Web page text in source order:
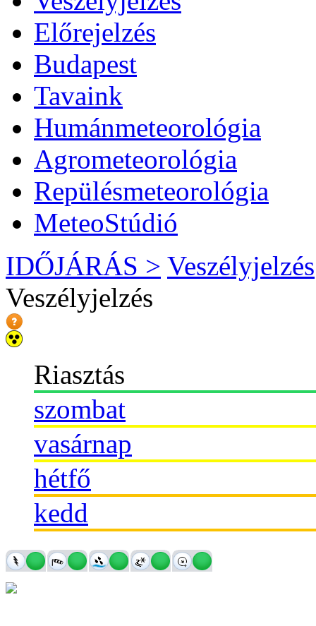
Előrejelzés
Budapest
Tavaink
Humánmeteorológia
Agrometeorológia
Repülésmeteorológia
MeteoStúdió
IDŐJÁRÁS > Veszélyjelzés
Veszélyjelzés
Riasztás
szombat
vasárnap
hétfő
kedd